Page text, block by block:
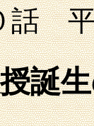
平
誕